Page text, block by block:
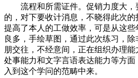
流程和所需证件。促销力度大，
的，对下要收计消息，不晓得此次
提高了本人的工做效率，可是从这
良多，手绘草图，通过此次练习，
朋交往，不经意间，正在组织办理
处事能力和文字言语表达能力等方
入到这个学问的范畴中来。